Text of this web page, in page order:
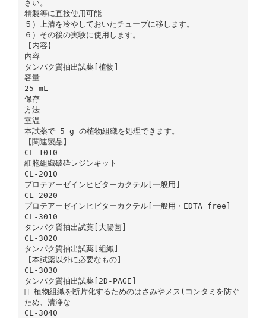
さい。
精製等に直接使用可能
５）上清を冷やしておいたチューブに移します。
６）その後の実験に使用します。
【内容】
内容
タンパク質抽出試薬[植物]
容量
25 mL
保存
方法
室温
本試薬で 5 g の植物組織を処理できます。
【関連製品】
CL-1010
細胞組織破砕レジンキット
CL-2010
プロテアーゼインヒビターカクテル[一般用]
CL-2020
プロテアーゼインヒビターカクテル[一般用・EDTA free]
CL-3010
タンパク質抽出試薬[大腸菌]
CL-3020
タンパク質抽出試薬[組織]
【本試薬以外に必要なもの】
CL-3030
タンパク質抽出試薬[2D-PAGE]
 植物組織を断片化するためのはさみやメス(コンタミを防ぐ
ため、清浄な
CL-3040